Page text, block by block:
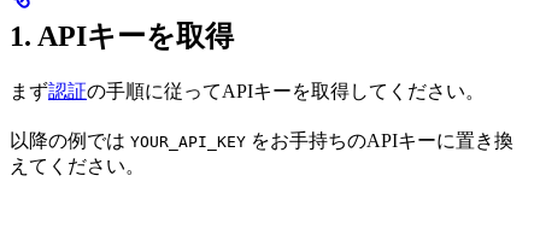
1. APIキーを取得
まず認証の手順に従ってAPIキーを取得してください。
以降の例では YOUR_API_KEY をお手持ちのAPIキーに置き換
えてください。